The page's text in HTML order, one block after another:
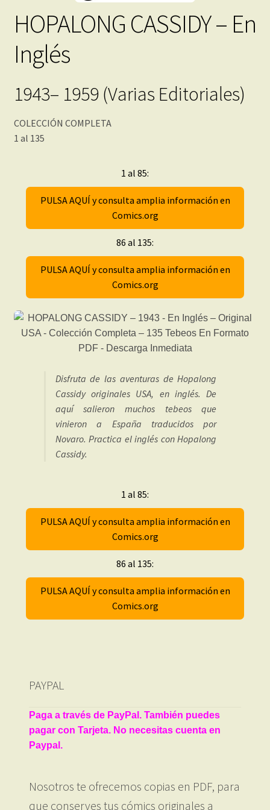
HOPALONG CASSIDY – En
Inglés
1943– 1959 (Varias Editoriales)
COLECCIÓN COMPLETA
1 al 135
1 al 85:
PULSA AQUÍ y consulta amplia información en
Comics.org
86 al 135:
PULSA AQUÍ y consulta amplia información en
Comics.org
Disfruta de las aventuras de Hopalong
Cassidy originales USA, en inglés. De
aquí salieron muchos tebeos que
vinieron a España traducidos por
Novaro. Practica el inglés con Hopalong
Cassidy.
1 al 85:
PULSA AQUÍ y consulta amplia información en
Comics.org
86 al 135:
PULSA AQUÍ y consulta amplia información en
Comics.org
PAYPAL
Paga a través de PayPal. También puedes
pagar con Tarjeta. No necesitas cuenta en
Paypal.
Nosotros te ofrecemos copias en PDF, para
que conserves tus cómics originales a